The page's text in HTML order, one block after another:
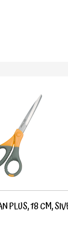
PLUS, 18 CM,